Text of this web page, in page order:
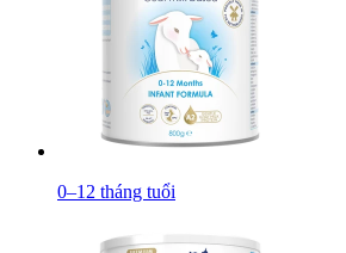
0–12 tháng tuổi